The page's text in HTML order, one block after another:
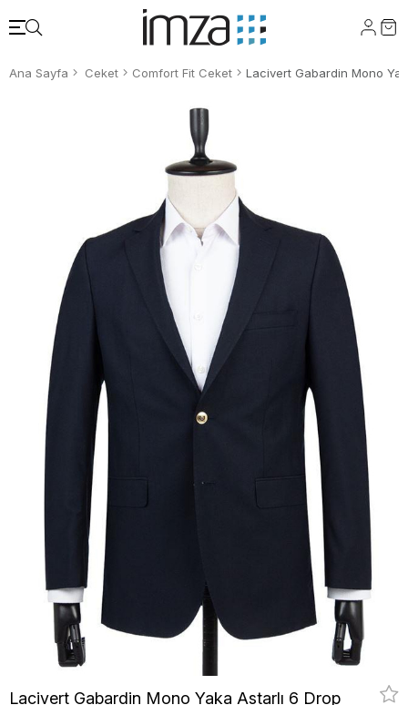
Ana Sayfa Ceket Comfort Fit Ceket
Lacivert Gabardin Mono Yaka Astarlı 6 Drop